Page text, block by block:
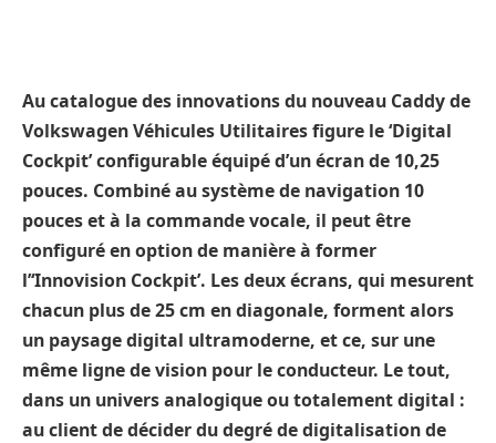
Au catalogue des innovations du nouveau Caddy de
Volkswagen Véhicules Utilitaires figure le ‘Digital
Cockpit’ configurable équipé d’un écran de 10,25
pouces. Combiné au système de navigation 10
pouces et à la commande vocale, il peut être
configuré en option de manière à former
l’‘Innovision Cockpit’. Les deux écrans, qui mesurent
chacun plus de 25 cm en diagonale, forment alors
un paysage digital ultramoderne, et ce, sur une
même ligne de vision pour le conducteur. Le tout,
dans un univers analogique ou totalement digital :
au client de décider du degré de digitalisation de